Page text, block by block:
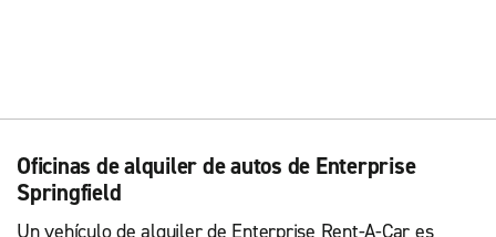
Oficinas de alquiler de autos de Enterprise
Springfield
Un vehículo de alquiler de Enterprise Rent-A-Car es